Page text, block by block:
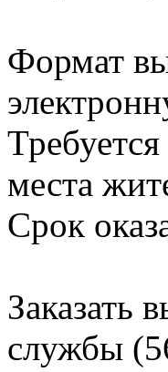
Формат
места
Срок
Заказать
службы